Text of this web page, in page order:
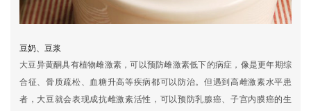
豆奶、豆浆
大豆异黄酮具有植物雌激素，可以预防雌激素低下的病症，像是更年期综
合征、骨质疏松、血糖升高等疾病都可以防治。但遇到高雌激素水平患
者，大豆就会表现成抗雌激素活性，可以预防乳腺癌、子宫内膜癌的生